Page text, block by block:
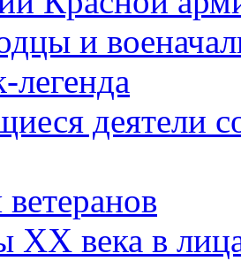
и
легенда
деятели
ветеранов
XX века в